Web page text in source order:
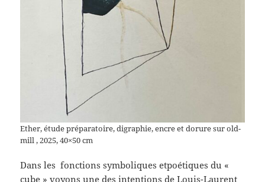
Ether, étude préparatoire, digraphie, encre et dorure sur old-
mill , 2025, 40×50 cm
Dans les fonctions symboliques etpoétiques du «
cube » voyons une des intentions de Louis-Laurent